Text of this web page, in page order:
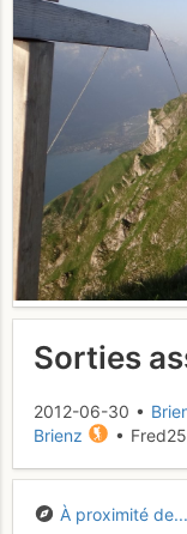
Sorties
2012-06-30 •
Brienz
•
À proximité de...